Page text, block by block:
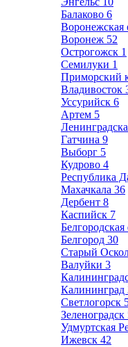
Балаково 6
Воронежская
Воронеж 52
Острогожск 1
Семилуки 1
Приморский
Владивосток
Уссурийск 6
Артем 5
Гатчина 9
Выборг 5
Кудрово 4
Республика
Махачкала 36
Дербент 8
Каспийск 7
Белгородская
Белгород 30
Старый
Валуйки 3
Калининград
Светлогорск
Зеленоградск
Удмуртская
Ижевск 42